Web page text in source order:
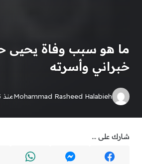
ما هو سبب وفاة يحيى
خبراني وأسرته
Mohammad Rasheed Halabiehمنذ 3 سنوات
شارك على ...